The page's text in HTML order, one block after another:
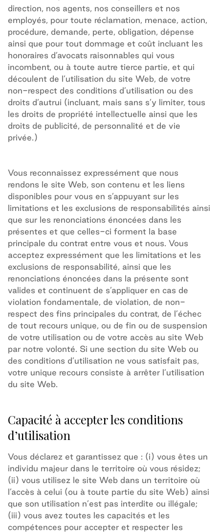
direction, nos agents, nos conseillers et nos
employés, pour toute réclamation, menace, action,
procédure, demande, perte, obligation, dépense
ainsi que pour tout dommage et coût incluant les
honoraires d’avocats raisonnables qui vous
incombent, ou à toute autre tierce partie, et qui
découlent de l’utilisation du site Web, de votre
non-respect des conditions d’utilisation ou des
droits d’autrui (incluant, mais sans s’y limiter, tous
les droits de propriété intellectuelle ainsi que les
droits de publicité, de personnalité et de vie
privée.)
Vous reconnaissez expressément que nous
rendons le site Web, son contenu et les liens
disponibles pour vous en s’appuyant sur les
limitations et les exclusions de responsabilités ainsi
que sur les renonciations énoncées dans les
présentes et que celles-ci forment la base
principale du contrat entre vous et nous. Vous
acceptez expressément que les limitations et les
exclusions de responsabilité, ainsi que les
renonciations énoncées dans la présente sont
valides et continuent de s’appliquer en cas de
violation fondamentale, de violation, de non-
respect des fins principales du contrat, de l’échec
de tout recours unique, ou de fin ou de suspension
de votre utilisation ou de votre accès au site Web
par notre volonté. Si une section du site Web ou
des conditions d’utilisation ne vous satisfait pas,
votre unique recours consiste à arrêter l’utilisation
du site Web.
Capacité à accepter les conditions
d’utilisation
Vous déclarez et garantissez que : (i) vous êtes un
individu majeur dans le territoire où vous résidez;
(ii) vous utilisez le site Web dans un territoire où
l’accès à celui (ou à toute partie du site Web) ainsi
que son utilisation n’est pas interdite ou illégale;
(iii) vous avez toutes les capacités et les
compétences pour accepter et respecter les